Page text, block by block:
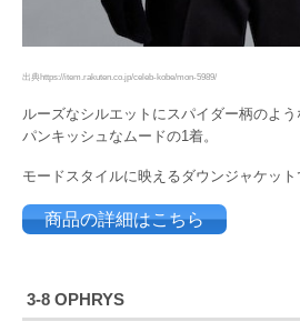
出典https://item.rakuten.co.jp/celeb-kobe/mon-5989/
ルーズなシルエットにスパイダー柄のよ
パンキッシュなムードの1着。
モードスタイルに映えるダウンジャケット
商品の詳細はこちら
3‐8 OPHRYS